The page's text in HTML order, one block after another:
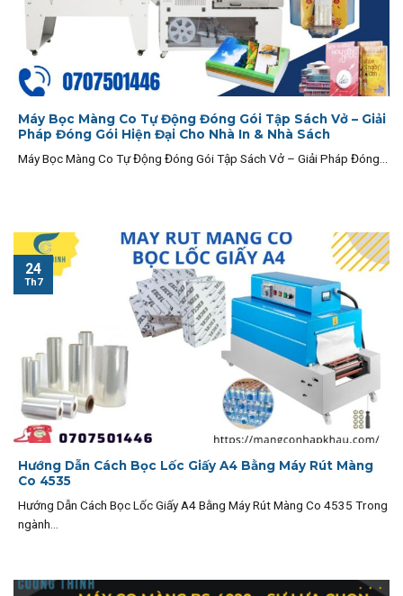
Máy Bọc Màng Co Tự Động Đóng Gói Tập Sách Vở – Giải
Pháp Đóng Gói Hiện Đại Cho Nhà In & Nhà Sách
Máy Bọc Màng Co Tự Động Đóng Gói Tập Sách Vở – Giải Pháp Đóng...
Hướng Dẫn Cách Bọc Lốc Giấy A4 Bằng Máy Rút Màng
Co 4535
Hướng Dẫn Cách Bọc Lốc Giấy A4 Bằng Máy Rút Màng Co 4535 Trong
ngành...
24
Th7